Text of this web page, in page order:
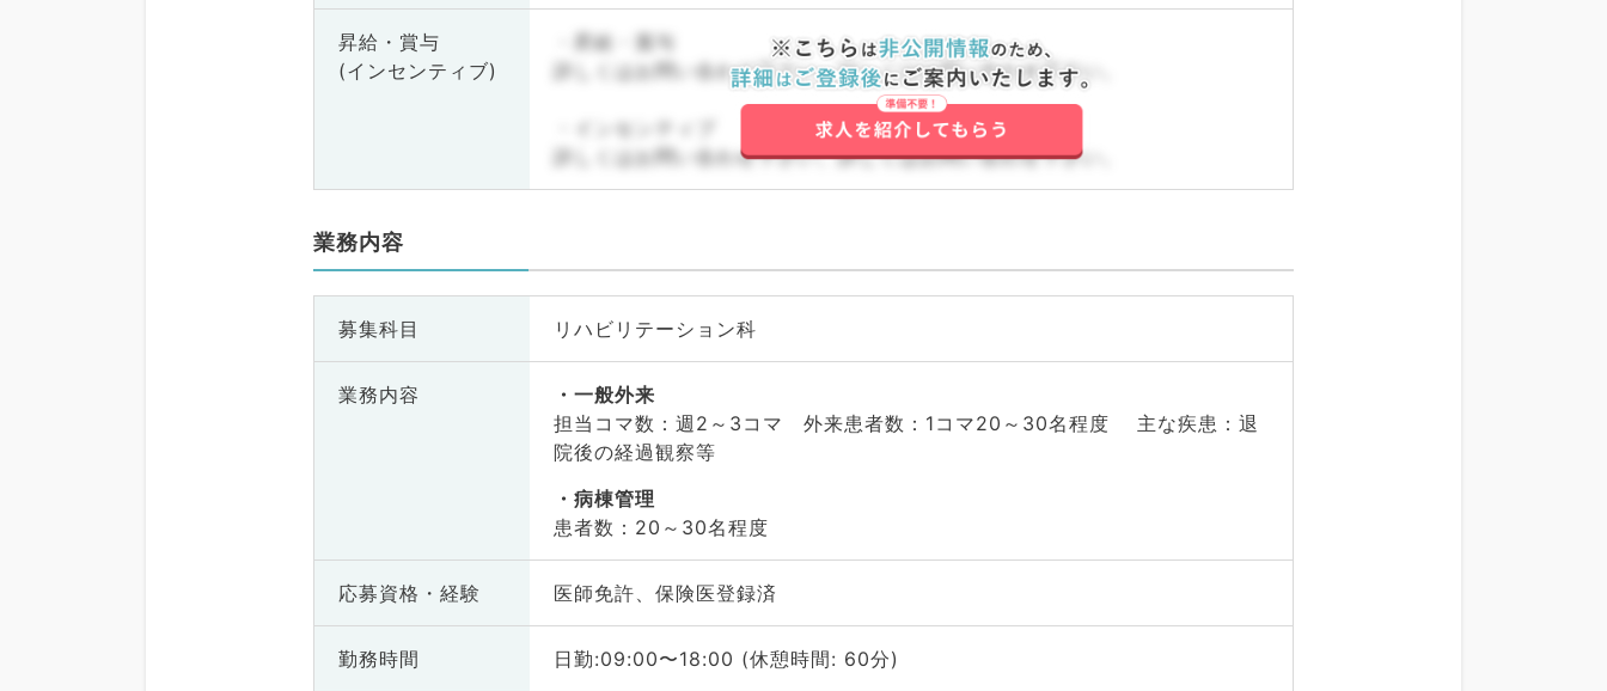
昇給・賞与
(インセンティブ)
・昇給・賞与
詳しくはお問い合わせ下さい。詳しくはお問い合わせ下さい。
・インセンティブ
詳しくはお問い合わせ下さい。詳しくはお問い合わせ下さい。
業務内容
募集科目 リハビリテーション科
業務内容
一般外来
担当コマ数：週2～3コマ 外来患者数：1コマ20～30名程度 主な疾患：退
院後の経過観察等
病棟管理
患者数：20～30名程度
応募資格・ 経験 医師免許、保険医登録済
勤務時間 日勤:09:00〜18:00 (休憩時間: 60分)